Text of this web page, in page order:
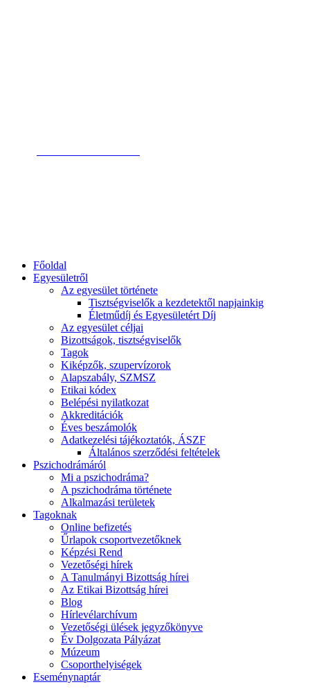
Főoldal
Egyesületről
Az egyesület története
Tisztségviselők a kezdetektől napjainkig
Életműdíj és Egyesületért Díj
Az egyesület céljai
Bizottságok, tisztségviselők
Tagok
Kiképzők, szupervízorok
Alapszabály, SZMSZ
Etikai kódex
Belépési nyilatkozat
Akkreditációk
Éves beszámolók
Adatkezelési tájékoztatók, ÁSZF
Általános szerződési feltételek
Pszichodrámáról
Mi a pszichodráma?
A pszichodráma története
Alkalmazási területek
Tagoknak
Online befizetés
Űrlapok csoportvezetőknek
Képzési Rend
Vezetőségi hírek
A Tanulmányi Bizottság hírei
Az Etikai Bizottság hírei
Blog
Hírlevélarchívum
Vezetőségi ülések jegyzőkönyve
Év Dolgozata Pályázat
Múzeum
Csoporthelyiségek
Eseménynaptár